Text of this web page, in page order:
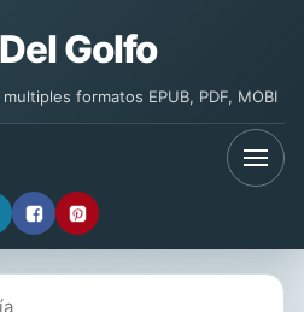
Golfo
formatos EPUB, PDF, MOBI